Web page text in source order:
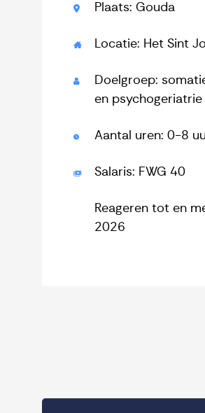
Plaats: Gouda
Locatie: Het Sint
Doelgroep:
en psychogeriatrie
Aantal uren: 0-8
Salaris: FWG 40
Reageren tot en
2026